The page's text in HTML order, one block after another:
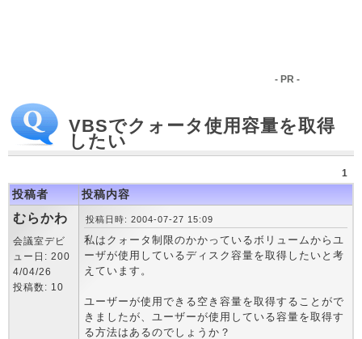
- PR -
VBSでクォータ使用容量を取得
したい
1
投稿者 投稿内容
むらかわ
会議室デビ
ュー日: 200
4/04/26
投稿数: 10
投稿日時: 2004-07-27 15:09
私はクォータ制限のかかっているボリュームからユ
ーザが使用しているディスク容量を取得したいと考
えています。
ユーザーが使用できる空き容量を取得することがで
きましたが、ユーザーが使用している容量を取得す
る方法はあるのでしょうか？